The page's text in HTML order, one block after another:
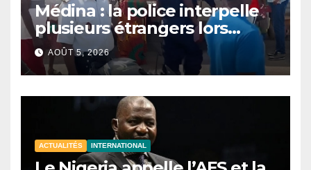
Médina : la police interpelle
plusieurs étrangers lors
d’une opération de
sécurisation
AOÛT 5, 2026
ACTUALITÉS INTERNATIONAL